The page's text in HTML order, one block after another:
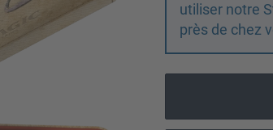
utiliser notre
près de chez